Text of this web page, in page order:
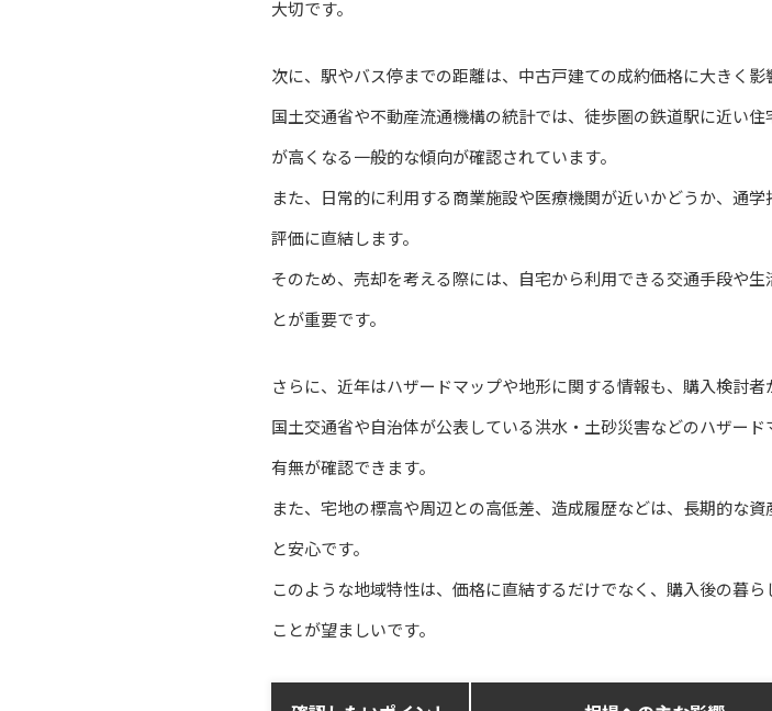
大切です。
次に、駅やバス停までの距離は、中古戸建ての成約価格に大きく影
国土交通省や不動産流通機構の統計では、徒歩圏の鉄道駅に近い
が高くなる一般的な傾向が確認されています。
また、日常的に利用する商業施設や医療機関が近いかどうか、通
評価に直結します。
そのため、売却を考える際には、自宅から利用できる交通手段や
とが重要です。
さらに、近年はハザードマップや地形に関する情報も、購入検討者
国土交通省や自治体が公表している洪水・土砂災害などのハザー
有無が確認できます。
また、宅地の標高や周辺との高低差、造成履歴などは、長期的な
と安心です。
このような地域特性は、価格に直結するだけでなく、購入後の暮
ことが望ましいです。